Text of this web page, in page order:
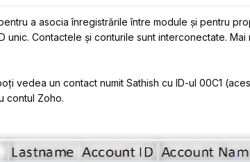
a asocia înregistrările între module și pentru
unic. Contactele și conturile sunt interconectate.
vedea un contact numit Sathish cu ID-ul 00C1
contul Zoho.